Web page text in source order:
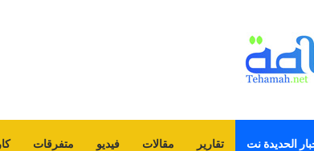
الحديدة نت تقارير مقالات فيديو متفرقات